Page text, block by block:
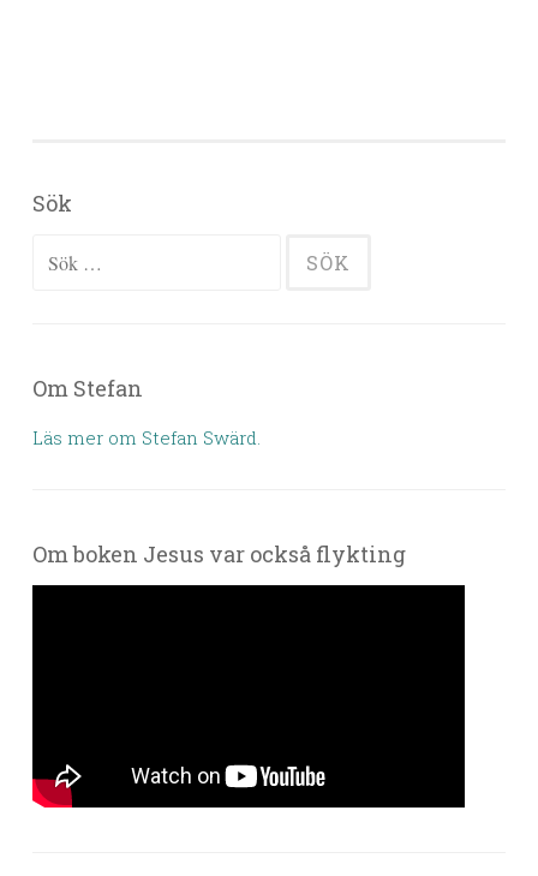
Sök
Sök efter:
Om Stefan
Läs mer om Stefan Swärd.
Om boken Jesus var också flykting